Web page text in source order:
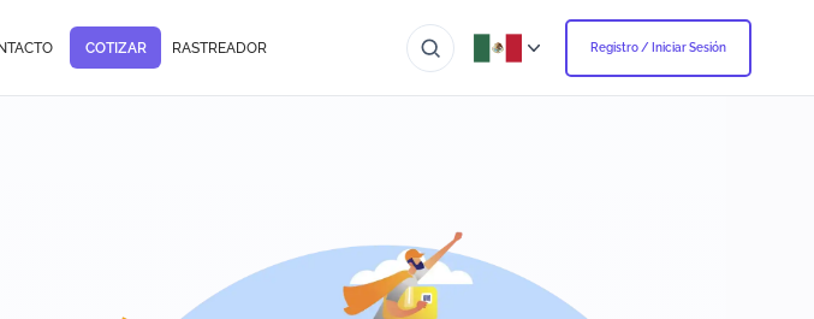
COTIZAR RASTREADOR Registro / Iniciar Sesión